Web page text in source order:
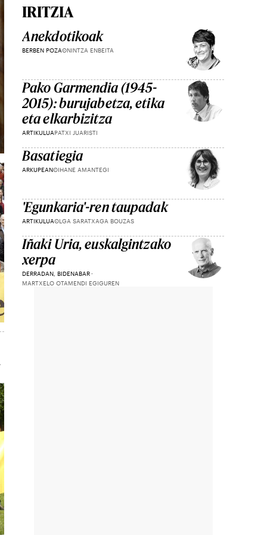
IRITZIA
Anekdotikoak
BERBEN POZAONINTZA ENBEITA
Pako Garmendia (1945-
2015): burujabetza, etika
eta elkarbizitza
ARTIKULUAPATXI JUARISTI
Basatiegia
ARKUPEANOIHANE AMANTEGI
'Egunkaria'-ren taupadak
ARTIKULUAOLGA SARATXAGA BOUZAS
Iñaki Uria, euskalgintzako
xerpa
DERRADAN, BIDENABAR
MARTXELO OTAMENDI EGIGUREN